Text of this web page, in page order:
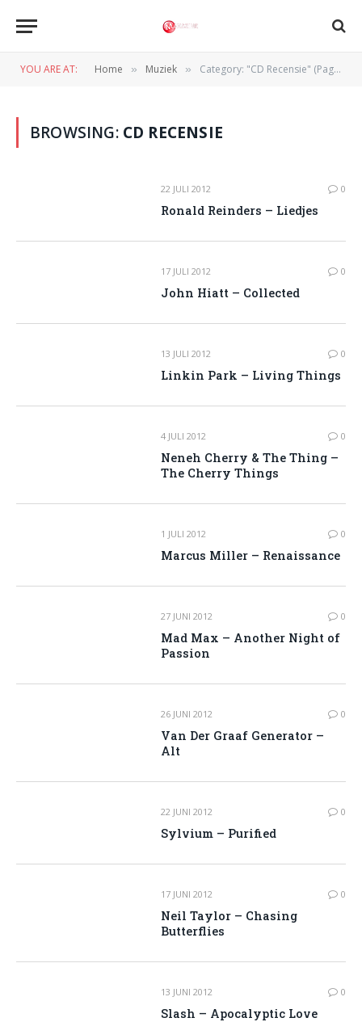
YOU ARE AT: Home » Muziek » Category: "CD Recensie" (Page 204)
BROWSING: CD RECENSIE
22 JULI 2012 0
Ronald Reinders – Liedjes
17 JULI 2012 0
John Hiatt – Collected
13 JULI 2012 0
Linkin Park – Living Things
4 JULI 2012 0
Neneh Cherry & The Thing –
The Cherry Things
1 JULI 2012 0
Marcus Miller – Renaissance
27 JUNI 2012 0
Mad Max – Another Night of
Passion
26 JUNI 2012 0
Van Der Graaf Generator –
Alt
22 JUNI 2012 0
Sylvium – Purified
17 JUNI 2012 0
Neil Taylor – Chasing
Butterflies
13 JUNI 2012 0
Slash – Apocalyptic Love